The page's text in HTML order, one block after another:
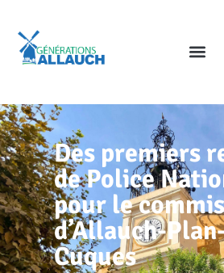
Des premiers
de Police
pour le
d’Allauch-
Cuques